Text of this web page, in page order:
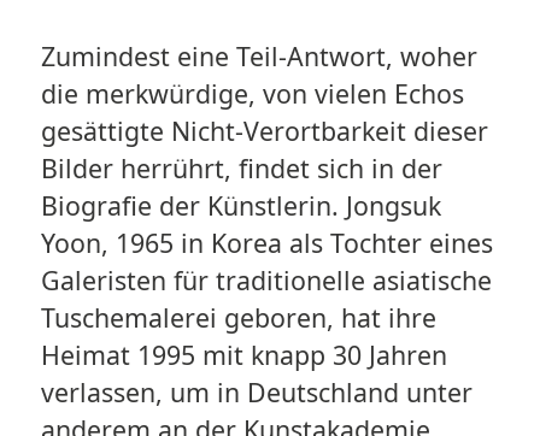
Zumindest eine Teil-Antwort, woher
die merkwürdige, von vielen Echos
gesättigte Nicht-Verortbarkeit dieser
Bilder herrührt, findet sich in der
Biografie der Künstlerin. Jongsuk
Yoon, 1965 in Korea als Tochter eines
Galeristen für traditionelle asiatische
Tuschemalerei geboren, hat ihre
Heimat 1995 mit knapp 30 Jahren
verlassen, um in Deutschland unter